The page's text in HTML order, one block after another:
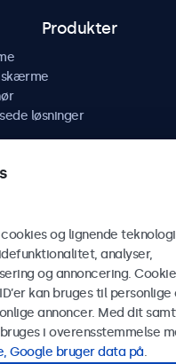
Produkter
løsninger
27-29, unit A, 2620
og lignende
analyser,
og annoncering.
kan bruges til personlige
annoncer. Med dit
i overensstemmelse
Google bruger data på.